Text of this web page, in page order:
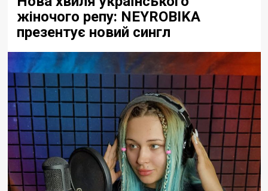
жіночого репу: NEYROBIKA
презентує новий сингл